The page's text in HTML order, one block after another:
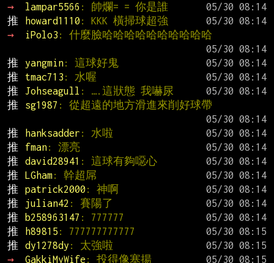
→
lampar5566 : 帥爛= = 你是誰
推
howard1110 : KKK 橫掃球超強
→
iPolo3 : 什麼臉哈哈哈哈哈哈哈哈哈哈
推
yangmin: 這球好鬼
推
tmac713 : 水喔
推
Johseagull : ….這狀態 我嚇尿
推
sg1987 : 從超遠的地方滑進來削好球帶
推
hanksadder : 水啦
推
fman: 漂亮
推
david28941 : 這球有夠噁心
推
LGham: 幹超屌
推
patrick2000 : 神啊
推
julian42 : 賽陽了
推
b258963147 : 777777
推
h89815 : 777777777777
推
dy1278dy : 太強啦
→
GakkiMyWife : 投得像塞揚